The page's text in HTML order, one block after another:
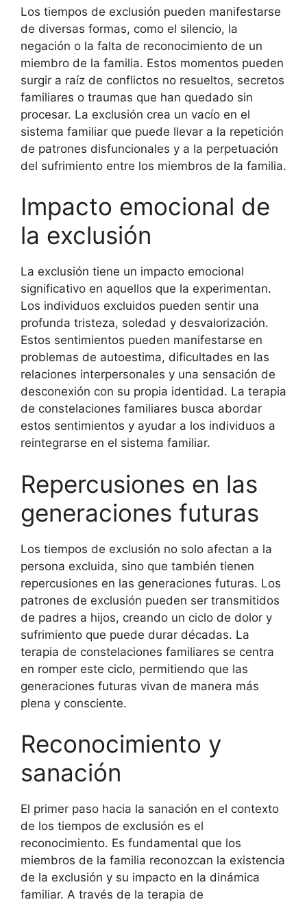
Los tiempos de exclusión pueden manifestarse
de diversas formas, como el silencio, la
negación o la falta de reconocimiento de un
miembro de la familia. Estos momentos pueden
surgir a raíz de conflictos no resueltos, secretos
familiares o traumas que han quedado sin
procesar. La exclusión crea un vacío en el
sistema familiar que puede llevar a la repetición
de patrones disfuncionales y a la perpetuación
del sufrimiento entre los miembros de la familia.
Impacto emocional de
la exclusión
La exclusión tiene un impacto emocional
significativo en aquellos que la experimentan.
Los individuos excluidos pueden sentir una
profunda tristeza, soledad y desvalorización.
Estos sentimientos pueden manifestarse en
problemas de autoestima, dificultades en las
relaciones interpersonales y una sensación de
desconexión con su propia identidad. La terapia
de constelaciones familiares busca abordar
estos sentimientos y ayudar a los individuos a
reintegrarse en el sistema familiar.
Repercusiones en las
generaciones futuras
Los tiempos de exclusión no solo afectan a la
persona excluida, sino que también tienen
repercusiones en las generaciones futuras. Los
patrones de exclusión pueden ser transmitidos
de padres a hijos, creando un ciclo de dolor y
sufrimiento que puede durar décadas. La
terapia de constelaciones familiares se centra
en romper este ciclo, permitiendo que las
generaciones futuras vivan de manera más
plena y consciente.
Reconocimiento y
sanación
El primer paso hacia la sanación en el contexto
de los tiempos de exclusión es el
reconocimiento. Es fundamental que los
miembros de la familia reconozcan la existencia
de la exclusión y su impacto en la dinámica
familiar. A través de la terapia de